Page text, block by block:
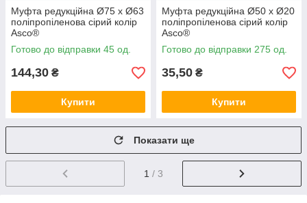
Муфта редукційна Ø75 х Ø63
поліпропіленова сірий колір
Asco®
Готово до відправки 45 од.
144,30 ₴
Купити
Муфта редукційна Ø50 х Ø20
поліпропіленова сірий колір
Asco®
Готово до відправки 275 од.
35,50 ₴
Купити
Показати ще
1 / 3